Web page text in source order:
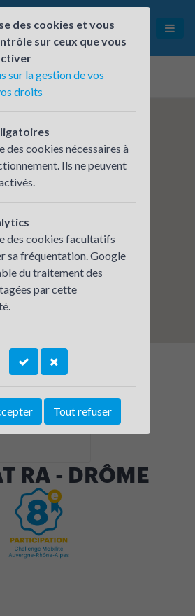
inscrits CARSAT RA - DRÔME
RA - DRÔME
des cookies et vous
sur ceux que vous
sur la gestion de vos
droits
des cookies nécessaires à
Ils ne peuvent
des cookies facultatifs
sa fréquentation. Google
du traitement des
par cette
Tout refuser